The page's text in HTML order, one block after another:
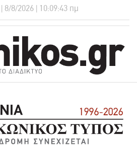
8/8/2026 | 10:09:44 πμ